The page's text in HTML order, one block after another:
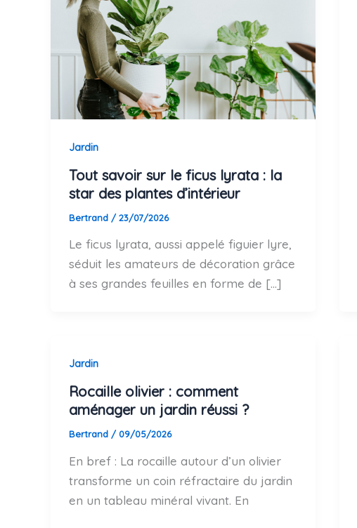
Jardin
Tout savoir sur le ficus lyrata : la
star des plantes d’intérieur
Bertrand /23/07/2026
Le ficus lyrata, aussi appelé figuier lyre,
séduit les amateurs de décoration grâce
à ses grandes feuilles en forme de […]
Jardin
Rocaille olivier : comment
aménager un jardin réussi ?
Bertrand / 09/05/2026
En bref : La rocaille autour d’un olivier
transforme un coin réfractaire du jardin
en un tableau minéral vivant. En